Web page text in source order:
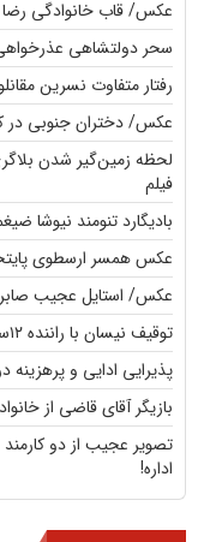
عکس/ قاب خانوادگی رضا
سحر دولتشاهی
رفتار متفاوت نسرین
عکس/ دختران جنوبی در
لحظه زمین‌گیر شدن
فیلم
بادیگارد تنومند نیوشا
عکس همسر ارسطوی
عکس/ استایل عجیب صابر
توقیف نیسان با راننده ۱۲ساله در قزوین+عکس
پذیرایی ادایی و
بازیگر آقای قاضی از
تصویر عجیب از دو
اداره!